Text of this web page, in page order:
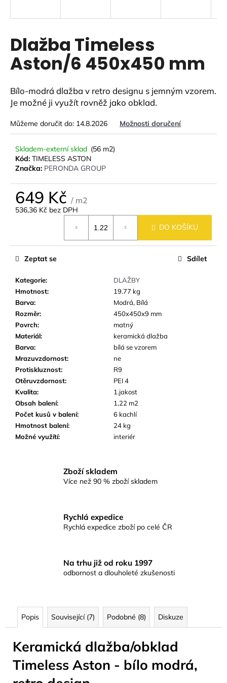
Dlažba Timeless
Aston/6 450x450 mm
Bílo-modrá dlažba v retro designu s jemným vzorem.
Je možné ji využít rovněž jako obklad.
Můžeme doručit do: 14.8.2026 Možnosti doručení
Skladem-externí sklad (56 m2)
Kód: TIMELESS ASTON
Značka: PERONDA GROUP
649 Kč / m2
536,36 Kč bez DPH
DO KOŠÍKU
Kategorie:
DLAŽBY
Hmotnost:
19.77 kg
Barva:
Modrá, Bílá
Rozměr:
450x450x9 mm
Povrch:
matný
Materiál:
keramická dlažba
Barva:
bílá se vzorem
Mrazuvzdornost:
ne
Protiskluznost:
R9
Otěruvzdornost:
PEI 4
Kvalita:
1.jakost
Obsah balení:
1,22 m2
Počet kusů v balení:
6 kachlí
Hmotnost balení:
24 kg
Možné využítí: interiér
Zeptat se Sdílet
Zboží skladem
Více než 90 % zboží skladem
Rychlá expedice
Rychlá expedice zboží po celé ČR
Na trhu již od roku 1997
odbornost a dlouholeté zkušenosti
Popis Související (7) Podobné (8) Diskuze
Keramická dlažba/obklad
Timeless Aston - bílo modrá,
í
t
?
D
o
p
o
e
m
e
SKLENĚNÁ
MOZAIKA
MSM51
HNĚDÁ
ŠRAFOVANÁ
95
Kč